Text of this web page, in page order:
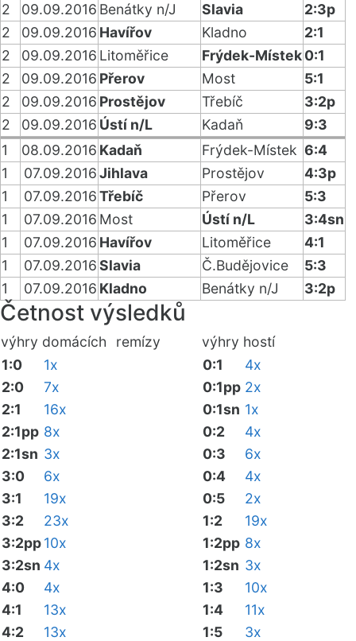
2
09.09.2016 Benátky n/J Slavia
2:3p
2
09.09.2016 Havířov Kladno
2:1
2
09.09.2016 Litoměřice Frýdek-Místek0:1
2
09.09.2016 Přerov Most
5:1
2
09.09.2016 Prostějov Třebíč
3:2p
2
09.09.2016 Ústí n/L Kadaň
9:3
1
08.09.2016 Kadaň Frýdek-Místek 6:4
1
07.09.2016Jihlava Prostějov
4:3p
1
07.09.2016Třebíč Přerov
5:3
1
07.09.2016 Most Ústí n/L
3:4sn
1
07.09.2016 Havířov Litoměřice
4:1
1
07.09.2016Slavia Č.Budějovice
5:3
1
07.09.2016 Kladno Benátky n/J 3:2p
Četnost výsledků
výhry domácích remízy výhry hostí
1:0
1x
2:0
7x
2:1
16x
2:1pp 8x
2:1sn 3x
3:0
6x
3:1
19x
3:2
23x
3:2pp10x
3:2sn 4x
4:0
4x
4:1
13x
4:2
13x
0:1
4x
0:1pp 2x
0:1sn 1x
0:2
4x
0:3
6x
0:4
4x
0:5
2x
1:2
19x
1:2pp 8x
1:2sn 3x
1:3
10x
1:4
11x
1:5
3x